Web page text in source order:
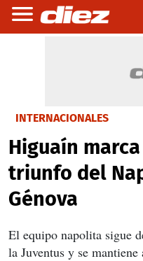
INTERNACIONALES
Higuaín
triunfo del
Génova
El equipo napolita sigue
la Juventus y se